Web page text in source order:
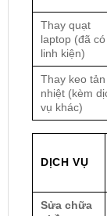
Thay quạt
laptop (đã có
linh kiện)
Thay keo tản
nhiệt (kèm
vụ khác)
DỊCH VỤ
Sửa chữa